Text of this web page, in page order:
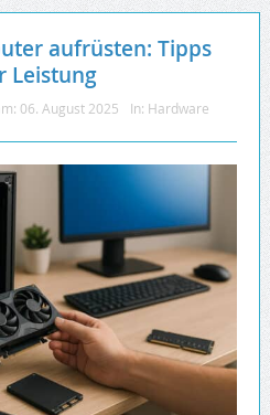
aufrüsten: Tipps
Leistung
06. August 2025 In: Hardware